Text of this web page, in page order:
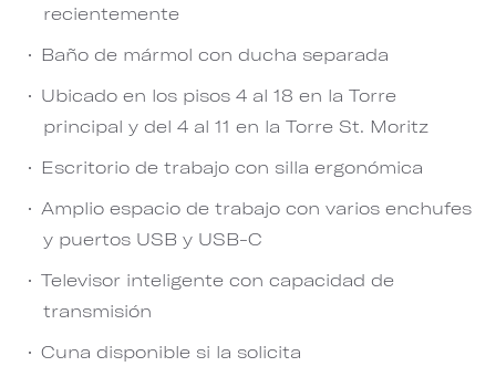
recientemente
Baño de mármol con ducha separada
Ubicado en los pisos 4 al 18 en la Torre
principal y del 4 al 11 en la Torre St. Moritz
Escritorio de trabajo con silla ergonómica
Amplio espacio de trabajo con varios enchufes
y puertos USB y USB-C
Televisor inteligente con capacidad de
transmisión
Cuna disponible si la solicita